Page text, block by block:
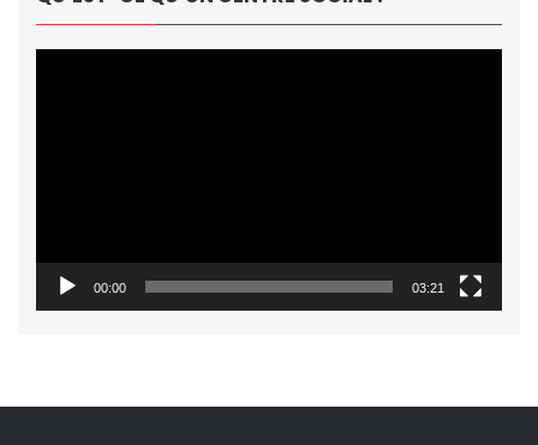
00:00 03:21